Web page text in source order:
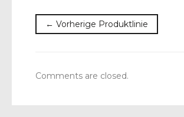
← Vorherige Produktlinie
Comments are closed.